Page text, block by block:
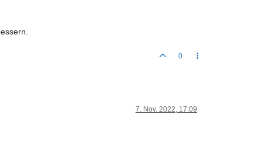
0
7. Nov. 2022, 17:09